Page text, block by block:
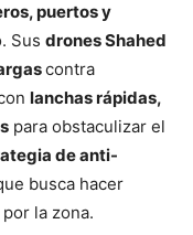
puertos y
Sus drones Shahed
contra
lanchas rápidas,
para obstaculizar el
de anti-
busca hacer
la zona.